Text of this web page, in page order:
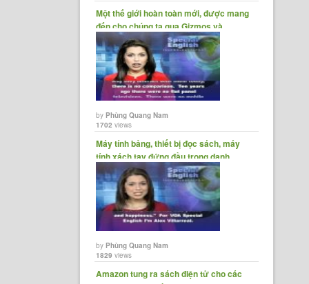
Một thế giới hoàn toàn mới, được mang
đến cho chúng ta qua Gizmos và
Gadgets.......
byPhùng Quang Nam
1702 views
Máy tính bảng, thiết bị đọc sách, máy
tính xách tay đứng đầu trong danh
sách......
byPhùng Quang Nam
1829 views
Amazon tung ra sách điện tử cho các